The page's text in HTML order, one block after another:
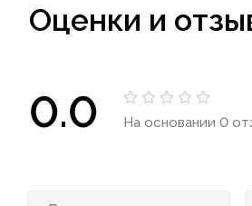
Оценки и
0.0 На основании 0